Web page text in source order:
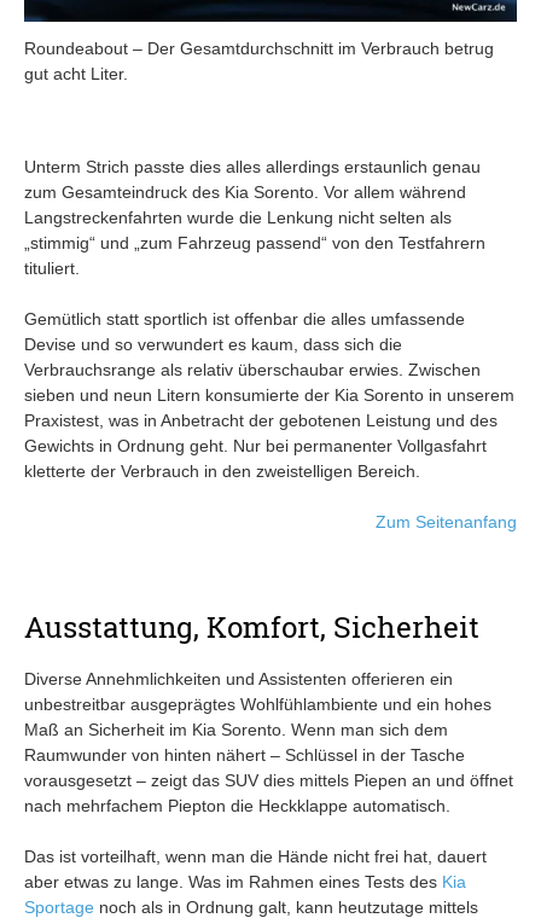
Roundeabout – Der Gesamtdurchschnitt im Verbrauch betrug
gut acht Liter.
Unterm Strich passte dies alles allerdings erstaunlich genau
zum Gesamteindruck des Kia Sorento. Vor allem während
Langstreckenfahrten wurde die Lenkung nicht selten als
„stimmig“ und „zum Fahrzeug passend“ von den Testfahrern
tituliert.
Gemütlich statt sportlich ist offenbar die alles umfassende
Devise und so verwundert es kaum, dass sich die
Verbrauchsrange als relativ überschaubar erwies. Zwischen
sieben und neun Litern konsumierte der Kia Sorento in unserem
Praxistest, was in Anbetracht der gebotenen Leistung und des
Gewichts in Ordnung geht. Nur bei permanenter Vollgasfahrt
kletterte der Verbrauch in den zweistelligen Bereich.
Zum Seitenanfang
Ausstattung, Komfort, Sicherheit
Diverse Annehmlichkeiten und Assistenten offerieren ein
unbestreitbar ausgeprägtes Wohlfühlambiente und ein hohes
Maß an Sicherheit im Kia Sorento. Wenn man sich dem
Raumwunder von hinten nähert – Schlüssel in der Tasche
vorausgesetzt – zeigt das SUV dies mittels Piepen an und öffnet
nach mehrfachem Piepton die Heckklappe automatisch.
Das ist vorteilhaft, wenn man die Hände nicht frei hat, dauert
aber etwas zu lange. Was im Rahmen eines Tests des Kia
Sportage noch als in Ordnung galt, kann heutzutage mittels